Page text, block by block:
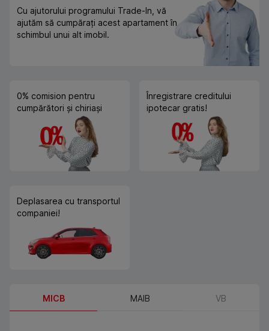
Cu ajutorului programului Trade-In, vă
ajutăm să cumpărați acest apartament în
schimbul unui alt imobil.
0% comision pentru
cumpărători și chiriași
Înregistrare creditului
ipotecar gratis!
Deplasarea cu transportul
companiei!
MICB MAIB VB